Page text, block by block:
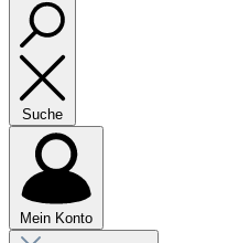
Suche
Mein Konto